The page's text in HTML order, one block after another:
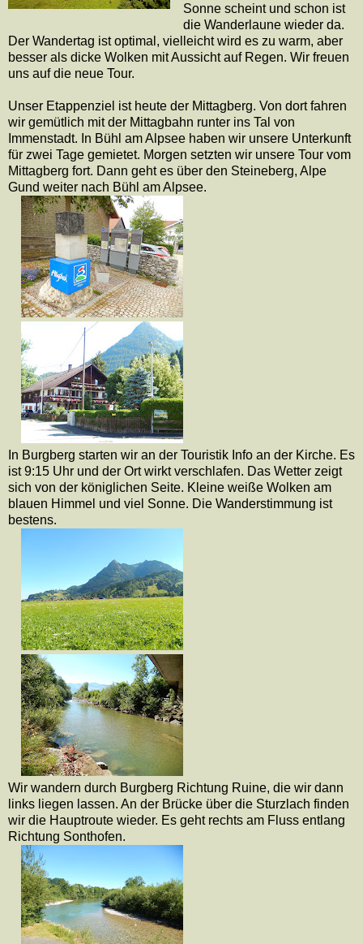
Sonne scheint und schon ist
die Wanderlaune wieder da.
Der Wandertag ist optimal, vielleicht wird es zu warm, aber
besser als dicke Wolken mit Aussicht auf Regen. Wir freuen
uns auf die neue Tour.
Unser Etappenziel ist heute der Mittagberg. Von dort fahren
wir gemütlich mit der Mittagbahn runter ins Tal von
Immenstadt. In Bühl am Alpsee haben wir unsere Unterkunft
für zwei Tage gemietet. Morgen setzten wir unsere Tour vom
Mittagberg fort. Dann geht es über den Steineberg, Alpe
Gund weiter nach Bühl am Alpsee.
In Burgberg starten wir an der Touristik Info an der Kirche. Es
ist 9:15 Uhr und der Ort wirkt verschlafen. Das Wetter zeigt
sich von der königlichen Seite. Kleine weiße Wolken am
blauen Himmel und viel Sonne. Die Wanderstimmung ist
bestens.
Wir wandern durch Burgberg Richtung Ruine, die wir dann
links liegen lassen. An der Brücke über die Sturzlach finden
wir die Hauptroute wieder. Es geht rechts am Fluss entlang
Richtung Sonthofen.